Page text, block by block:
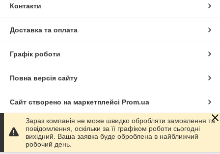
Контакти
Доставка та оплата
Графік роботи
Повна версія сайту
Сайт створено на маркетплейсі Prom.ua
Політика конфіденційності
Зараз компанія не може швидко обробляти замовлення та
повідомлення, оскільки за її графіком роботи сьогодні
вихідний. Ваша заявка буде оброблена в найближчий
робочий день.